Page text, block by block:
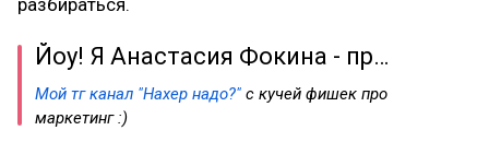
разбираться.
Йоу! Я Анастасия Фокина - пр…
Мой тг канал "Нахер надо?" с кучей фишек про
маркетинг :)